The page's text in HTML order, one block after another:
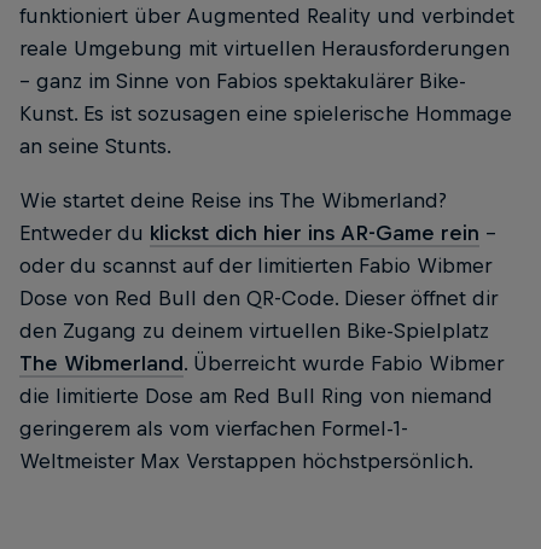
funktioniert über Augmented Reality und verbindet
reale Umgebung mit virtuellen Herausforderungen
– ganz im Sinne von Fabios spektakulärer Bike-
Kunst. Es ist sozusagen eine spielerische Hommage
an seine Stunts.
Wie startet deine Reise ins The Wibmerland?
Entweder du klickst dich hier ins AR-Game rein –
oder du scannst auf der limitierten Fabio Wibmer
Dose von Red Bull den QR-Code. Dieser öffnet dir
den Zugang zu deinem virtuellen Bike-Spielplatz
The Wibmerland. Überreicht wurde Fabio Wibmer
die limitierte Dose am Red Bull Ring von niemand
geringerem als vom vierfachen Formel-1-
Weltmeister Max Verstappen höchstpersönlich.